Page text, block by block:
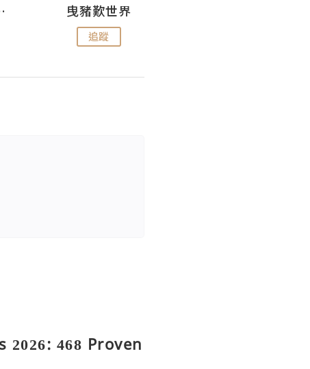
曳豬歎世界
追蹤
468 Proven